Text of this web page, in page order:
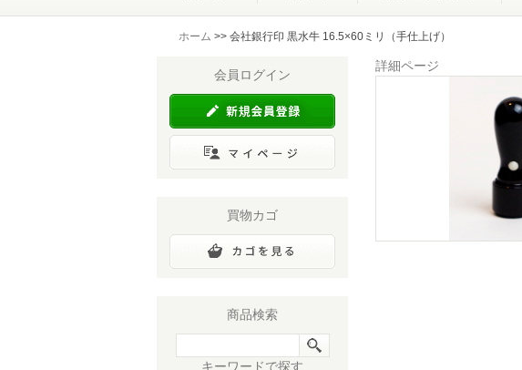
ホーム >> 会社銀行印 黒水牛 16.5×60ミリ（手仕上げ）
詳細ページ
会員ログイン
買物カゴ
商品検索
キーワードで探す